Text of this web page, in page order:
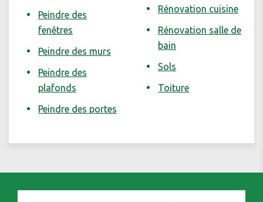
Peindre des
fenêtres
Peindre des murs
Peindre des
plafonds
Peindre des portes
Rénovation cuisine
Rénovation salle de
bain
Sols
Toiture